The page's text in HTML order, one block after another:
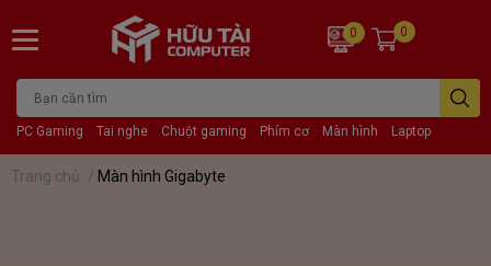
PC Gaming Tai nghe Chuột gaming Phím cơ Màn hình Laptop
0 0
Trang chủ / Màn hình Gigabyte